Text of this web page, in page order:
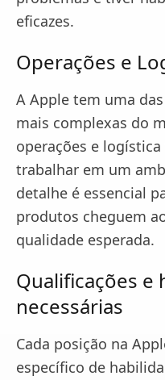
eficazes.
Operações e
A Apple tem uma
mais complexas do
operações e
trabalhar em um
detalhe é essencial
produtos cheguem
qualidade esperada.
Qualificações e
necessárias
Cada posição na
específico de